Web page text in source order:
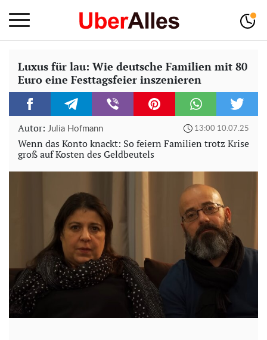
Luxus für lau: Wie deutsche Familien mit 80
Euro eine Festtagsfeier inszenieren
Autor: Julia Hofmann 13:00 10.07.25
Wenn das Konto knackt: So feiern Familien trotz Krise
groß auf Kosten des Geldbeutels